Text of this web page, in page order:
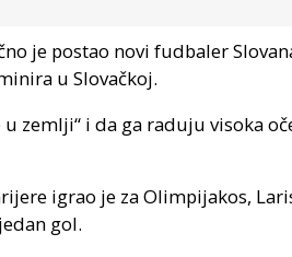
je postao novi fudbaler
u Slovačkoj.
zemlji“ i da ga raduju visoka
igrao je za Olimpijakos,
gol.